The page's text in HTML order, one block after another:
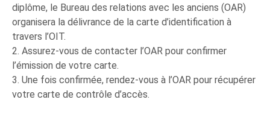
diplôme, le Bureau des relations avec les anciens (OAR)
organisera la délivrance de la carte d’identification à
travers l’OIT.
2. Assurez-vous de contacter l’OAR pour confirmer
l’émission de votre carte.
3. Une fois confirmée, rendez-vous à l’OAR pour récupérer
votre carte de contrôle d’accès.